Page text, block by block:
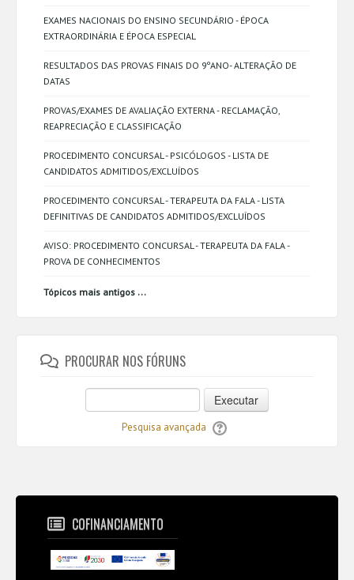
EXAMES NACIONAIS DO ENSINO SECUNDÁRIO - ÉPOCA
EXTRAORDINÁRIA E ÉPOCA ESPECIAL
RESULTADOS DAS PROVAS FINAIS DO 9ºANO- ALTERAÇÃO DE
DATAS
PROVAS/EXAMES DE AVALIAÇÃO EXTERNA - RECLAMAÇÃO,
REAPRECIAÇÃO E CLASSIFICAÇÃO
PROCEDIMENTO CONCURSAL - PSICÓLOGOS - LISTA DE
CANDIDATOS ADMITIDOS/EXCLUÍDOS
PROCEDIMENTO CONCURSAL - TERAPEUTA DA FALA - LISTA
DEFINITIVAS DE CANDIDATOS ADMITIDOS/EXCLUÍDOS
AVISO: PROCEDIMENTO CONCURSAL - TERAPEUTA DA FALA -
PROVA DE CONHECIMENTOS
Tópicos mais antigos ...
PROCURAR NOS FÓRUNS
Executar
Pesquisa avançada
COFINANCIAMENTO